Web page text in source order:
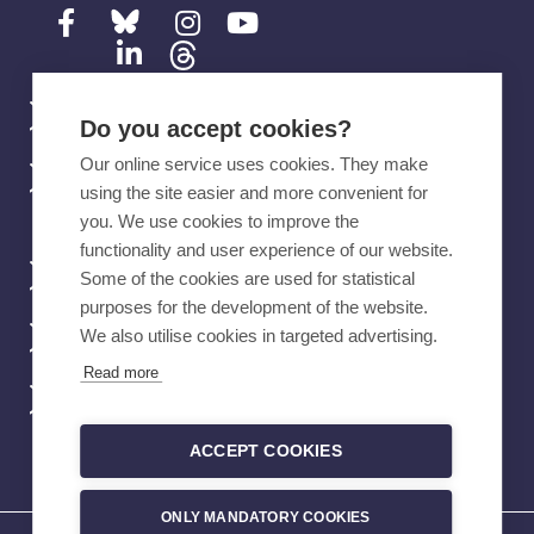
Ota yhteyttä
Verkkokauppa
Töihin Tehyyn
Do you accept cookies?
Our online service uses cookies. They make
using the site easier and more convenient for
you. We use cookies to improve the
functionality and user experience of our website.
Some of the cookies are used for statistical
purposes for the development of the website.
We also utilise cookies in targeted advertising.
Read more
ACCEPT COOKIES
ONLY MANDATORY COOKIES